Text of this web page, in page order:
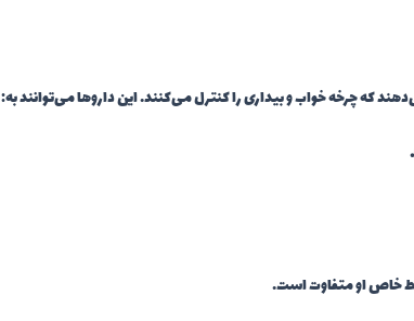
که چرخه خواب و بیداری را کنترل می‌کنند. این داروها می‌توانند به:
خاص او متفاوت است.